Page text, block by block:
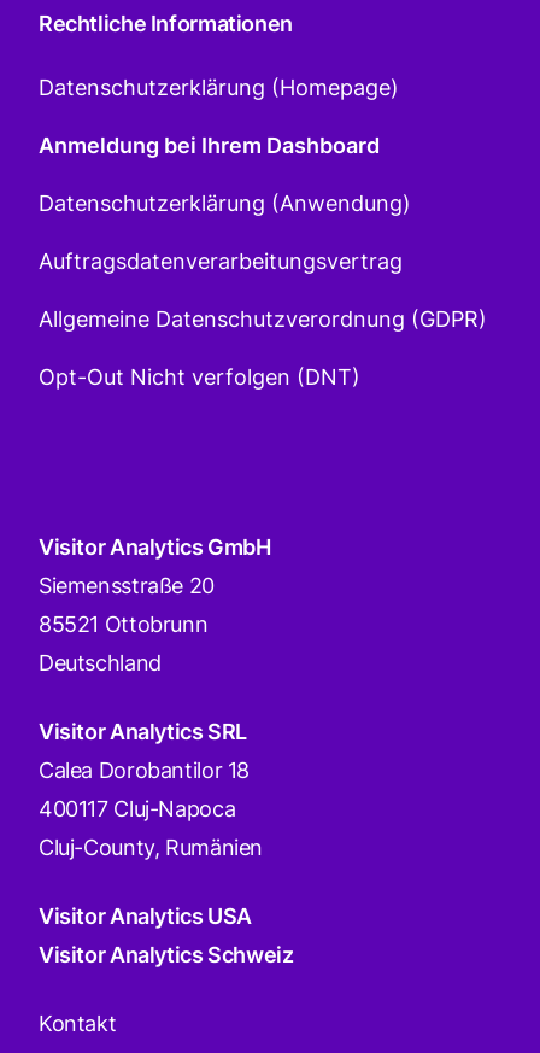
Rechtliche Informationen
Datenschutzerklärung (Homepage)
Anmeldung bei Ihrem Dashboard
Datenschutzerklärung (Anwendung)
Auftragsdatenverarbeitungsvertrag
Allgemeine Datenschutzverordnung (GDPR)
Opt-Out Nicht verfolgen (DNT)
Visitor Analytics GmbH
Siemensstraße 20
85521 Ottobrunn
Deutschland
Visitor Analytics SRL
Calea Dorobantilor 18
400117 Cluj-Napoca
Cluj-County, Rumänien
Visitor Analytics USA
Visitor Analytics Schweiz
Kontakt